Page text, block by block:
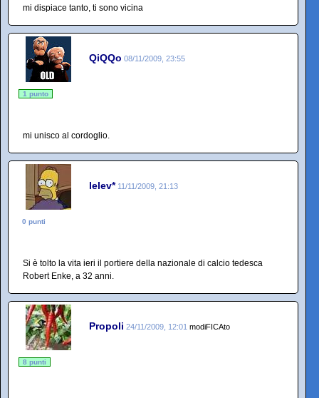
mi dispiace tanto, ti sono vicina
QiQQo 08/11/2009, 23:55
1 punto
mi unisco al cordoglio.
lelev* 11/11/2009, 21:13
0 punti
Si è tolto la vita ieri il portiere della nazionale di calcio tedesca
Robert Enke, a 32 anni.
Propoli 24/11/2009, 12:01 modiFICAto
8 punti